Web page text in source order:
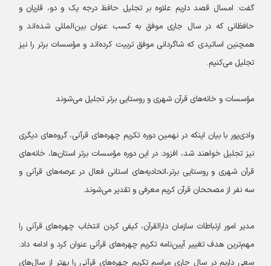
گفت: امسال قصد داریم علاوه بر تجلیل حافظ درجه یک و دو، قاریان و
حافظانی که در سال جاری موفق به کسب عنوان بین‌المللی شده‌اند و
همچنین اساتیدی که شاگردانی موفق تربیت کرده‌اند و مؤسسات برتر را نیز
تجلیل می‌کنیم.
مؤسسات و خانه‌های قرآن شهری و روستایی برتر تجلیل می‌شوند
وادی‌پور با بیان اینکه در نهمین دوره تکریم چهره‌های قرآنی، گروه‌های دیگری
نیز تجلیل خواهند شد، افزود: در این دوره مؤسسات برتر استان‌ها، خانه‌های
قرآن شهری و روستایی برتر،اتحادیه‌های استانی فعال در عرصه‌های قرآنی و
سه نفر از مصححان قرآن کریم معرفی و تقدیر می‌شوند.
مدیر امور ارتباطات سازمان دارالقرآن، کیفی کردن انتخاب چهره‌های قرآنی را
مهم‌ترین هدف تغییر آیین‌نامه تکریم چهره‌های قرآنی عنوان کرد و ادامه داد:
سعی داریم در سال جاری مراسم تکریم چهره‌های قرآنی را بهتر از سال‌های